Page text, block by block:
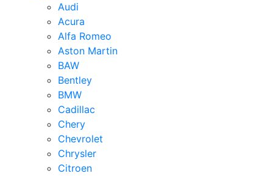
Audi
Acura
Alfa Romeo
Aston Martin
BAW
Bentley
BMW
Cadillac
Chery
Chevrolet
Chrysler
Citroen